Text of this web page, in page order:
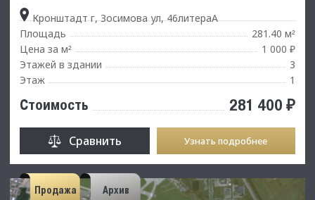
Кронштадт г, Зосимова ул, 46литераА
Площадь
281.40 м²
Цена за м²
1 000 ₽
Этажей в здании
3
Этаж
1
Стоимость 281 400 ₽
Сравнить Узнать подробнее
Продажа Архив